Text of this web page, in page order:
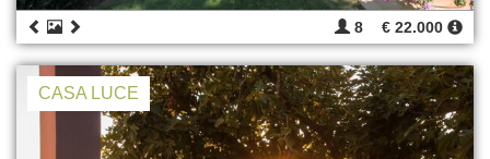
8 € 22.000
CASA LUCE